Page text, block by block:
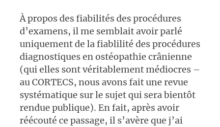
À propos des fiabilités des procédures
d’examens, il me semblait avoir parlé
uniquement de la fiablilité des procédures
diagnostiques en ostéopathie crânienne
(qui elles sont véritablement médiocres –
au CORTECS, nous avons fait une revue
systématique sur le sujet qui sera bientôt
rendue publique). En fait, après avoir
réécouté ce passage, il s’avère que j’ai